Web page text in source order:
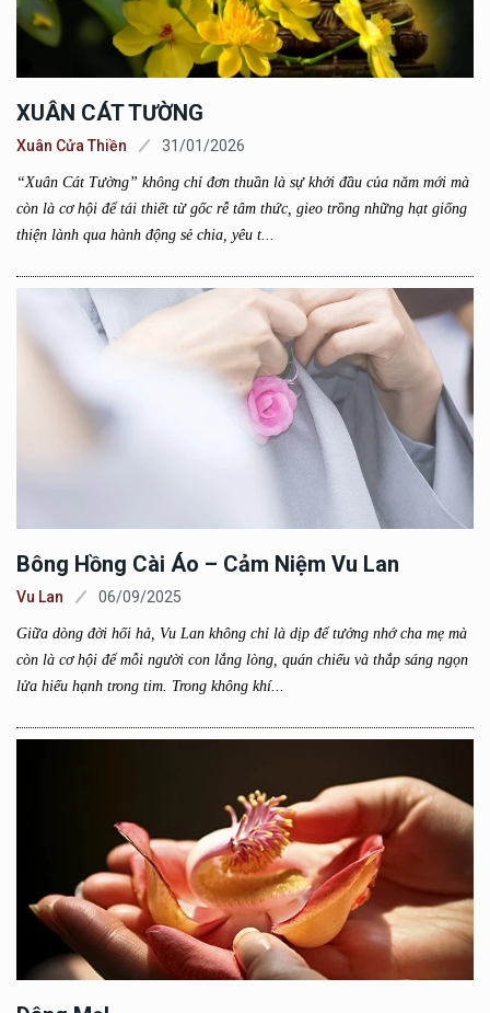
XUÂN CÁT TƯỜNG
Xuân Cửa Thiền 31/01/2026
“Xuân Cát Tường” không chỉ đơn thuần là sự khởi đầu của năm mới mà
còn là cơ hội để tái thiết từ gốc rễ tâm thức, gieo trồng những hạt giống
thiện lành qua hành động sẻ chia, yêu t...
Bông Hồng Cài Áo – Cảm Niệm Vu Lan
Vu Lan 06/09/2025
Giữa dòng đời hối hả, Vu Lan không chỉ là dịp để tưởng nhớ cha mẹ mà
còn là cơ hội để mỗi người con lắng lòng, quán chiếu và thắp sáng ngọn
lửa hiếu hạnh trong tim. Trong không khí...